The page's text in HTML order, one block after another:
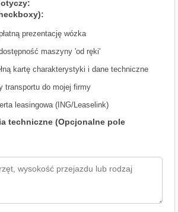
prezentację wózka
maszyny 'od ręki'
kartę charakterystyki i dane techniczne
transportu do mojej firmy
leasingowa (ING/Leaselink)
techniczne (Opcjonalne pole